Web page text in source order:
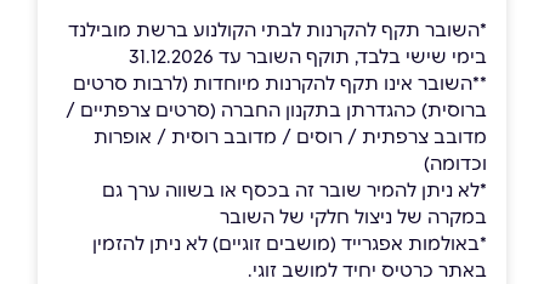
*השובר תקף להקרנות לבתי הקולנוע ברשת מובילנד
בימי שישי בלבד, תוקף השובר עד 31.12.2026
**השובר אינו תקף להקרנות מיוחדות (לרבות סרטים
ברוסית) כהגדרתן בתקנון החברה (סרטים צרפתיים /
מדובב צרפתית / רוסים / מדובב רוסית / אופרות
וכדומה)
*לא ניתן להמיר שובר זה בכסף או בשווה ערך גם
במקרה של ניצול חלקי של השובר
*באולמות אפגרייד (מושבים זוגיים) לא ניתן להזמין
באתר כרטיס יחיד למושב זוגי.